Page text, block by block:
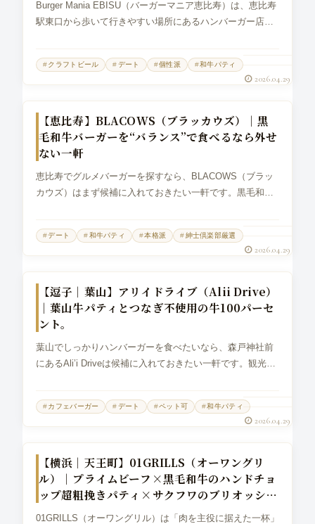
Burger Mania EBISU（バーガーマニア恵比寿）は、恵比寿
駅東口から歩いて行きやすい場所にあるハンバーガー店で
2026.04.29
クラフトビール デート 個性派 和牛パティ
【恵比寿】BLACOWS（ブラッカウズ）｜黒
毛和牛バーガーを“バランス”で食べるなら外せ
ない一軒
恵比寿でグルメバーガーを探すなら、BLACOWS（ブラッ
カウズ）はまず候補に入れておきたい一軒です。黒毛和牛
ィだけ、バンズだけ、トッピン...
2026.04.29
デート 和牛パティ 本格派 紳士倶楽部厳選
【逗子｜葉山】アリイドライブ（Alii Drive）
｜葉山牛パティとつなぎ不使用の牛100パーセ
ント。
葉山でしっかりハンバーガーを食べたいなら、森戸神社前
にあるAli’i Driveは候補に入れておきたい一軒です。観光の
満足感があるメ...
2026.04.29
カフェバーガー デート ペット可 和牛パティ
【横浜｜天王町】01GRILLS（オーワングリ
ル）｜プライムビーフ×黒毛和牛のハンドチョ
ップ超粗挽きパティ×サクフワのブリオッシ
ュ。
01GRILLS（オーワングリル）は「肉を主役に据えた一杯」